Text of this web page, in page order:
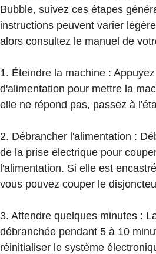
Bubble, suivez ces étapes
instructions peuvent varier
alors consultez le manuel de
1. Éteindre la machine :
d'alimentation pour mettre la
elle ne répond pas, passez à
2. Débrancher l'alimentation :
de la prise électrique pour
l'alimentation. Si elle est
vous pouvez couper le
3. Attendre quelques minutes :
débranchée pendant 5 à 10
réinitialiser le système